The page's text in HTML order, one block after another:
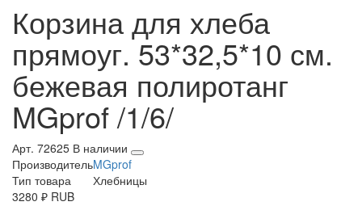
Корзина для хлеба
прямоуг. 53*32,5*10 см.
бежевая полиротанг
MGprof /1/6/
Арт. 72625 В наличии
ПроизводительMGprof
Тип товара
Хлебницы
3280 ₽ RUB